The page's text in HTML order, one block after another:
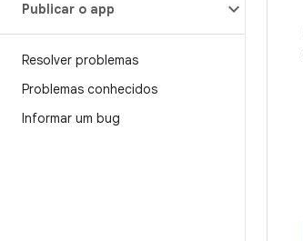
Publicar o app
Resolver problemas
Problemas conhecidos
Informar um bug